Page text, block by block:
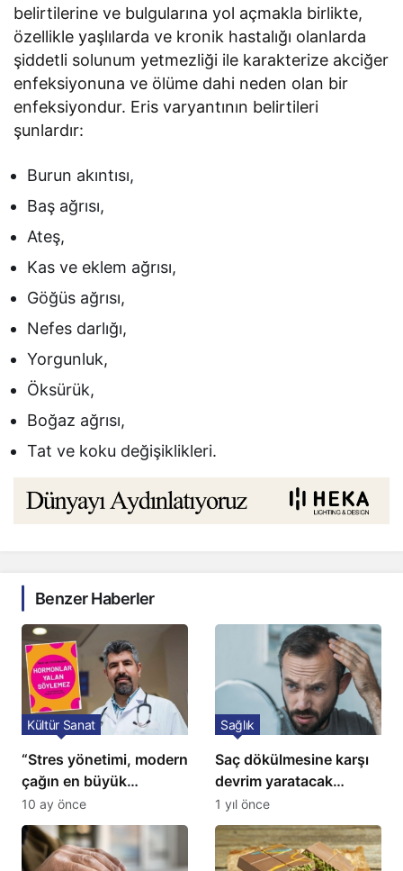
belirtilerine ve bulgularına yol açmakla birlikte,
özellikle yaşlılarda ve kronik hastalığı olanlarda
şiddetli solunum yetmezliği ile karakterize akciğer
enfeksiyonuna ve ölüme dahi neden olan bir
enfeksiyondur. Eris varyantının belirtileri
şunlardır:
Burun akıntısı,
Baş ağrısı,
Ateş,
Kas ve eklem ağrısı,
Göğüs ağrısı,
Nefes darlığı,
Yorgunluk,
Öksürük,
Boğaz ağrısı,
Tat ve koku değişiklikleri.
Benzer Haberler
“Stres yönetimi, modern
çağın en büyük
tedavisidir”
Kültür Sanat
10 ay önce
Saç dökülmesine karşı
devrim yaratacak
çözüm: Ne ilaç ne saç
ekimi gerekiyor
Sağlık
1 yıl önce